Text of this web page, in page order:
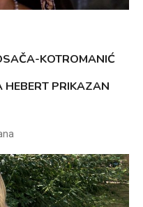
KOTROMANIĆ
HEBERT PRIKAZAN